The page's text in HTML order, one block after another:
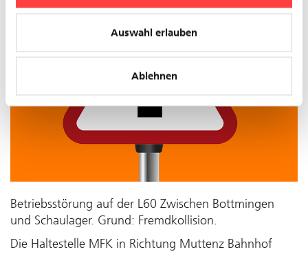
Auswahl erlauben
Ablehnen
Betriebsstörung auf der L60 Zwischen Bottmingen
und Schaulager. Grund: Fremdkollision.
Die Haltestelle MFK in Richtung Muttenz Bahnhof